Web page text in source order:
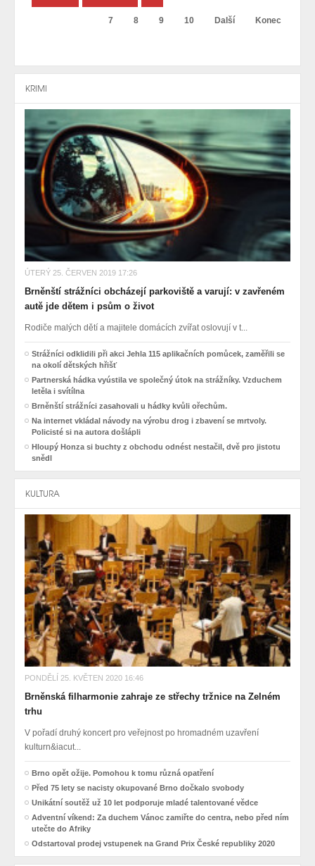
7 8 9 10 Další Konec
KRIMI
ÚTERÝ 25. ČERVEN 2019 17:26
Brněnští strážníci obcházejí parkoviště a varují: v zavřeném
autě jde dětem i psům o život
Rodiče malých dětí a majitele domácích zvířat oslovují v t...
Strážníci odklidili při akci Jehla 115 aplikačních pomůcek, zaměřili se
na okolí dětských hřišť
Partnerská hádka vyústila ve společný útok na strážníky. Vzduchem
letěla i svítílna
Brněnští strážníci zasahovali u hádky kvůli ořechům.
Na internet vkládal návody na výrobu drog i zbavení se mrtvoly.
Policisté si na autora došlápli
Hloupý Honza si buchty z obchodu odnést nestačil, dvě pro jistotu
snědl
KULTURA
PONDĚLÍ 25. KVĚTEN 2020 16:46
Brněnská filharmonie zahraje ze střechy tržnice na Zelném
trhu
V pořadí druhý koncert pro veřejnost po hromadném uzavření
kulturn&iacut...
Brno opět ožije. Pomohou k tomu různá opatření
Před 75 lety se nacisty okupované Brno dočkalo svobody
Unikátní soutěž už 10 let podporuje mladé talentované vědce
Adventní víkend: Za duchem Vánoc zamiřte do centra, nebo před ním
utečte do Afriky
Odstartoval prodej vstupenek na Grand Prix České republiky 2020